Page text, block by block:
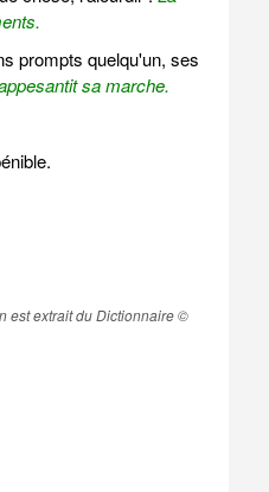
prompts quelqu'un, ses
sa marche.
est extrait du Dictionnaire ©